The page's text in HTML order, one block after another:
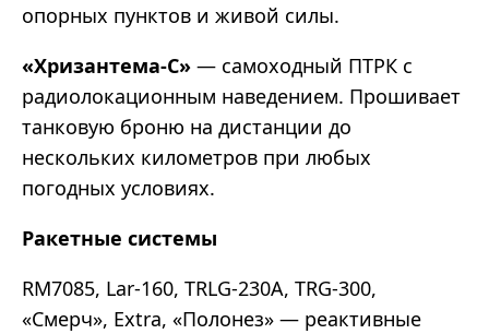
опорных пунктов и живой силы.
«Хризантема-С» — самоходный ПТРК с
радиолокационным наведением. Прошивает
танковую броню на дистанции до
нескольких километров при любых
погодных условиях.
Ракетные системы
RM7085, Lar-160, TRLG-230A, TRG-300,
«Смерч», Extra, «Полонез» — реактивные